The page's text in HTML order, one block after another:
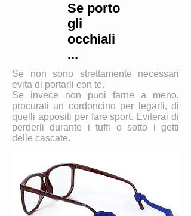
Se porto
gli
occhiali
...
Se non sono strettamente necessari
evita di portarli con te.
Se invece non puoi farne a meno,
procurati un cordoncino per legarli, di
quelli appositi per fare sport. Eviterai di
perderli durante i tuffi o sotto i getti
delle cascate.